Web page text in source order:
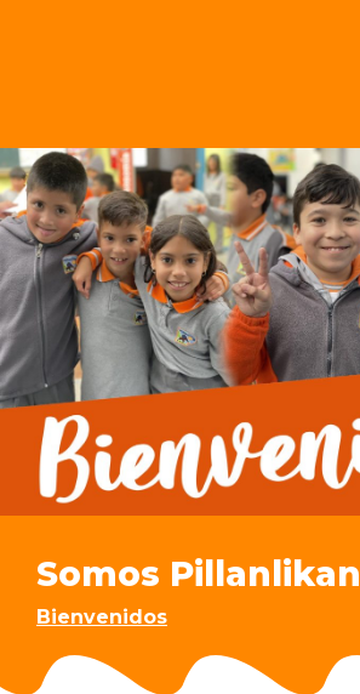
Somos Pillanlikan
Bienvenidos